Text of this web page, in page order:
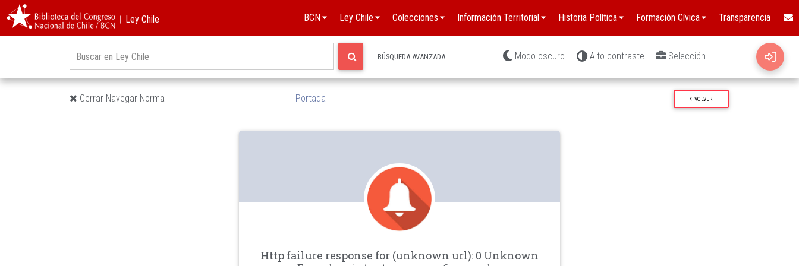
︱Ley Chile BCN Ley Chile Colecciones Información Territorial Historia Política Formación Cívica Transparencia
BÚSQUEDA AVANZADA Modo oscuro Alto contraste Selección
Cerrar Navegar Norma Portada VOLVER
Http failure response for (unknown url): 0 Unknown